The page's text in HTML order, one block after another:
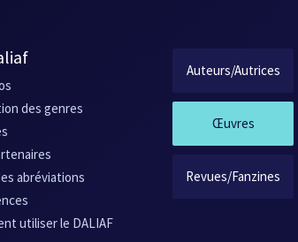
des genres
abréviations
utiliser le DALIAF
Auteurs/Autrices
Œuvres
Revues/Fanzines